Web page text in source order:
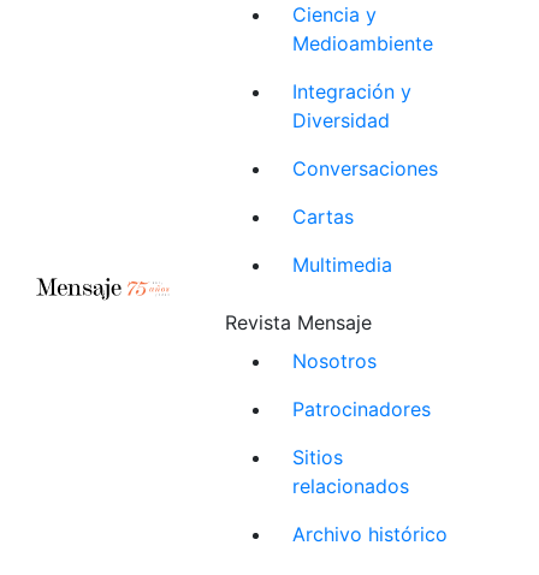
Ciencia y
Medioambiente
Integración y
Diversidad
Conversaciones
Cartas
Multimedia
Revista Mensaje
Nosotros
Patrocinadores
Sitios
relacionados
Archivo histórico